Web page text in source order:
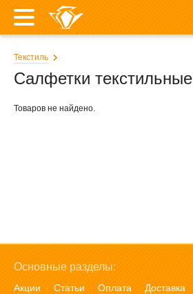
Текстиль
Салфетки текстильные
Товаров не найдено.
Основные разделы:
Акции Статьи Оплата Доставка